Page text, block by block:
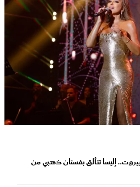
إليسا تتألق بفستان ذهبي من